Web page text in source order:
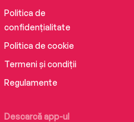
Descarcă app-ul
Politica de
confidențialitate
Politica de cookie
Termeni și condiții
Regulamente